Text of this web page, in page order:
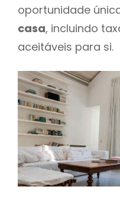
oportunidade
casa, incluindo
aceitáveis para si.